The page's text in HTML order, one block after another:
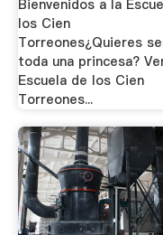
Bienvenidos a la
los Cien
Torreones¿Quieres
toda una princesa?
Escuela de los Cien
Torreones...